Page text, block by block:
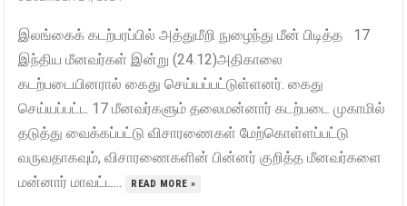
இலங்கைக் கடற்பரப்பில் அத்துமீறி நுழைந்து மீன் பிடித்த 17
இந்திய மீனவர்கள் இன்று (24.12)அதிகாலை
கடற்படையினரால் கைது செய்யப்பட்டுள்ளனர். கைது
செய்யப்பட்ட 17 மீனவர்களும் தலைமன்னார் கடற்படை முகாமில்
தடுத்து வைக்கப்பட்டு விசாரணைகள் மேற்கொள்ளப்பட்டு
வருவதாகவும், விசாரணைகளின் பின்னர் குறித்த மீனவர்களை
மன்னார் மாவட்ட...
READ MORE »